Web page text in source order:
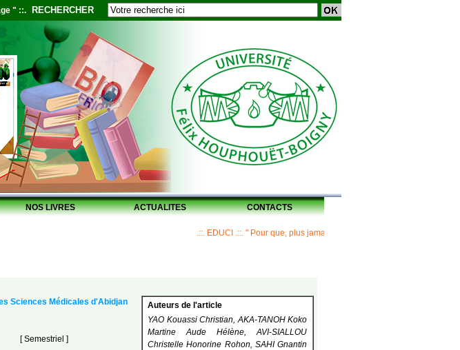
" ::. RECHERCHER
NOS LIVRES ACTUALITES CONTACTS
.::. EDUCI .::. " Pour que, plus jamais, un Maître ne laisse ses disciples
Sciences Médicales d'Abidjan
Auteurs de l'article
YAO Kouassi Christian, AKA-TANOH Koko
Martine Aude Hélène, AVI-SIALLOU
Christelle Honorine Rohon, SAHI Gnantin
[ Semestriel ]